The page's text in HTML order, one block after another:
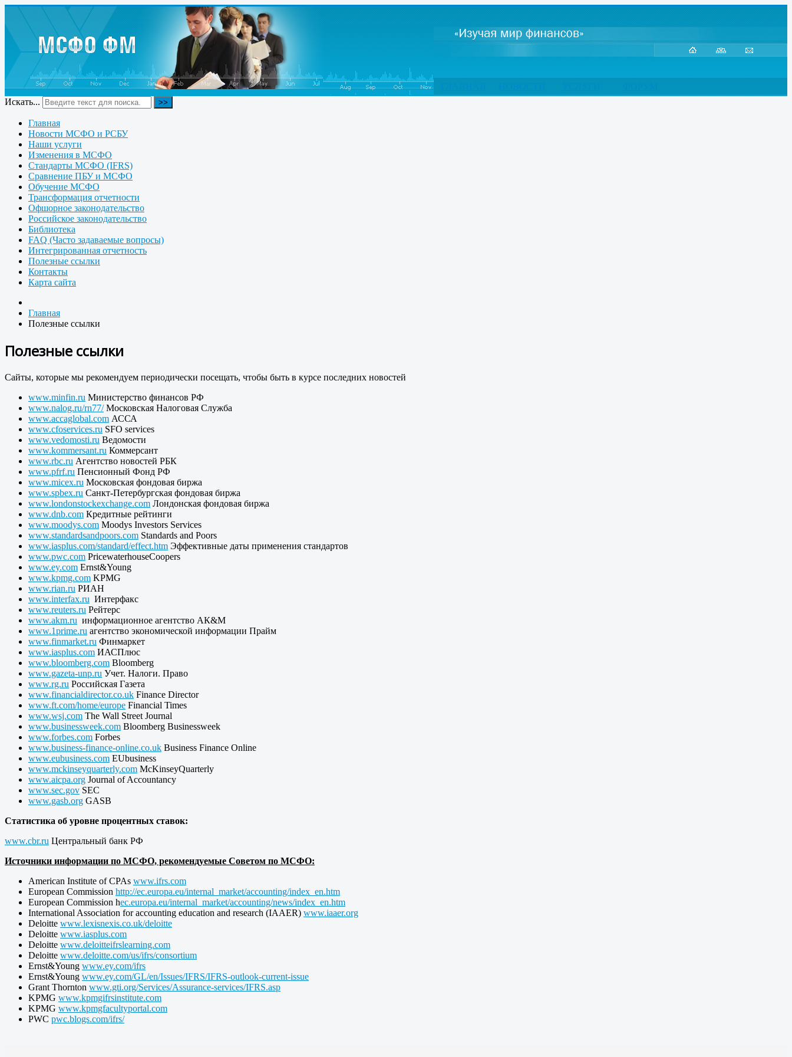
Искать...
>>
Главная
Новости МСФО и РСБУ
Наши услуги
Изменения в МСФО
Стандарты МСФО (IFRS)
Сравнение ПБУ и МСФО
Обучение МСФО
Трансформация отчетности
Офшорное законодательство
Российское законодательство
Библиотека
FAQ (Часто задаваемые вопросы)
Интегрированная отчетность
Полезные ссылки
Контакты
Карта сайта
Главная
Полезные ссылки
Полезные ссылки
Сайты, которые мы рекомендуем периодически посещать, чтобы быть в курсе последних новостей
www.minfin.ru Министерство финансов РФ
www.nalog.ru/rn77/Московская Налоговая Служба
www.accaglobal.com АССА
www.cfoservices.ru SFO services
www.vedomosti.ru Ведомости
www.kommersant.ru Коммерсант
www.rbc.ru Агентство новостей РБК
www.pfrf.ru Пенсионный Фонд РФ
www.micex.ru Московская фондовая биржа
www.spbex.ru Санкт-Петербургская фондовая биржа
www.londonstockexchange.com Лондонская фондовая биржа
www.dnb.com Кредитные рейтинги
www.moodys.com Moodys Investors Services
www.standardsandpoors.com Standards and Poors
www.iasplus.com/standard/effect.htm Эффективные даты применения стандартов
www.pwc.com PricewaterhouseCoopers
www.ey.com Ernst&Young
www.kpmg.com KPMG
www.rian.ru РИАН
www.interfax.ru Интерфакс
www.reuters.ru Рейтерс
www.akm.ru информационное агентство АК&М
www.1prime.ru агентство экономической информации Прайм
www.finmarket.ru Финмаркет
www.iasplus.com ИАСПлюс
www.bloomberg.com Bloomberg
www.gazeta-unp.ru Учет. Налоги. Право
www.rg.ru Российская Газета
www.financialdirector.co.uk Finance Director
www.ft.com/home/europe Financial Times
www.wsj.com The Wall Street Journal
www.businessweek.com Bloomberg Businessweek
www.forbes.com Forbes
www.business-finance-online.co.uk Business Finance Online
www.eubusiness.com EUbusiness
www.mckinseyquarterly.com McKinseyQuarterly
www.aicpa.org Journal of Accountancy
www.sec.gov SEC
www.gasb.org GASB
Статистика об уровне процентных ставок:
www.cbr.ru Центральный банк РФ
Источники информации по МСФО, рекомендуемые Советом по МСФО:
American Institute of CPAs www.ifrs.com
European Commission http://ec.europa.eu/internal_market/accounting/index_en.htm
European Commission hec.europa.eu/internal_market/accounting/news/index_en.htm
International Association for accounting education and research (IAAER) www.iaaer.org
Deloitte www.lexisnexis.co.uk/deloitte
Deloitte www.iasplus.com
Deloitte www.deloitteifrslearning.com
Deloitte www.deloitte.com/us/ifrs/consortium
Ernst&Young www.ey.com/ifrs
Ernst&Young www.ey.com/GL/en/Issues/IFRS/IFRS-outlook-current-issue
Grant Thornton www.gti.org/Services/Assurance-services/IFRS.asp
KPMG www.kpmgifrsinstitute.com
KPMG www.kpmgfacultyportal.com
PWC pwc.blogs.com/ifrs/